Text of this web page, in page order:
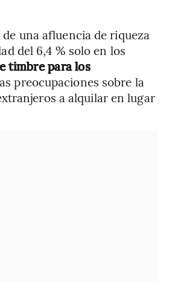
una afluencia de riqueza
del 6,4 % solo en los
timbre para los
preocupaciones sobre la
a alquilar en lugar